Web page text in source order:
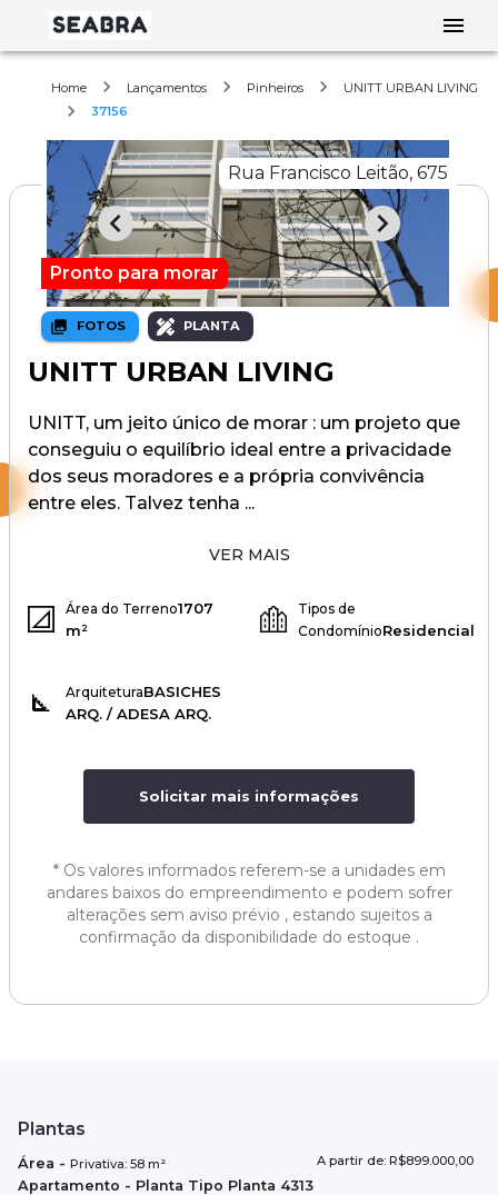
Home Lançamentos Pinheiros
UNITT URBAN LIVING
37156
FOTOS PLANTA
Rua Francisco Leitão, 675
Pronto para morar
UNITT URBAN LIVING
UNITT, um jeito único de morar : um projeto que
conseguiu o equilíbrio ideal entre a privacidade
dos seus moradores e a própria convivência
entre eles. Talvez tenha ...
VER MAIS
Área do Terreno1707
m²
Tipos de
CondomínioResidencial
ArquiteturaBASICHES
ARQ. / ADESA ARQ.
Solicitar mais informações
* Os valores informados referem-se a unidades em
andares baixos do empreendimento e podem sofrer
alterações sem aviso prévio , estando sujeitos a
confirmação da disponibilidade do estoque .
Plantas
Área - Privativa: 58 m² A partir de: R$899.000,00
Apartamento - Planta Tipo Planta 4313